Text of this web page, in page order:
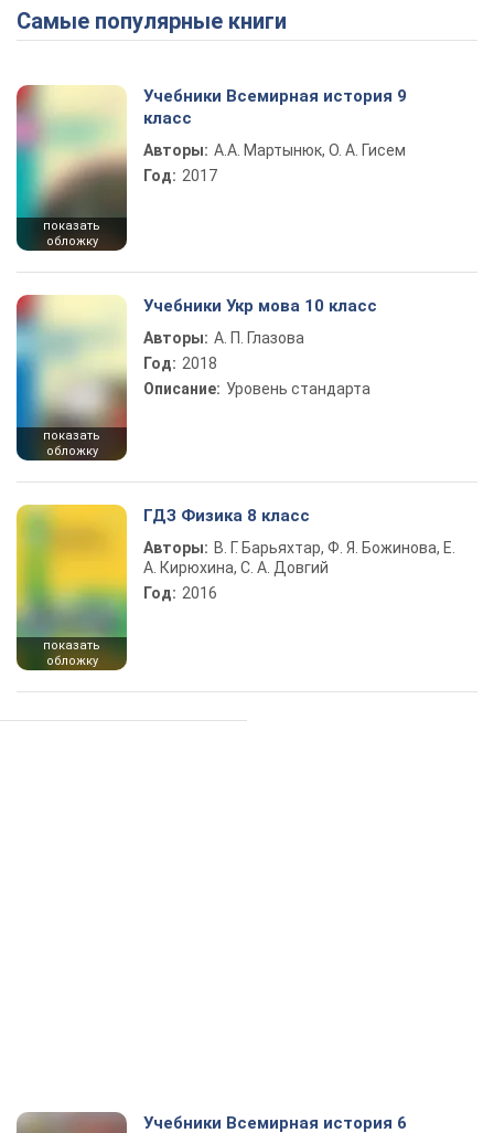
Самые популярные книги
показать
обложку
Учебники Всемирная история 9
класс
Авторы: А.А. Мартынюк, О. А. Гисем
Год: 2017
показать
обложку
Учебники Укр мова 10 класс
Авторы: А. П. Глазова
Год: 2018
Описание: Уровень стандарта
показать
обложку
ГДЗ Физика 8 класс
Авторы: В. Г. Барьяхтар, Ф. Я. Божинова, Е.
А. Кирюхина, С. А. Довгий
Год: 2016
Учебники Всемирная история 6